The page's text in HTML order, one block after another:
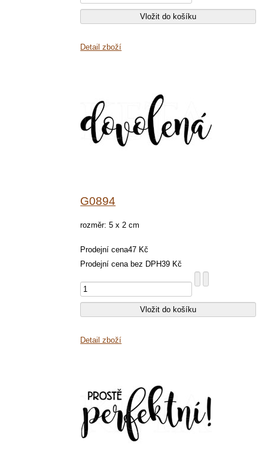
Detail zboží
G0894
rozměr: 5 x 2 cm
Prodejní cena47 Kč
Prodejní cena bez DPH39 Kč
Detail zboží